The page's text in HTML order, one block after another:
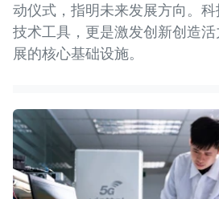
动仪式，指明未来发展方向。
技术工具，更是激发创新创造
展的核心基础设施。